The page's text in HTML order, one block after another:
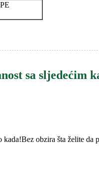
sa sljedećim
obzira šta želite